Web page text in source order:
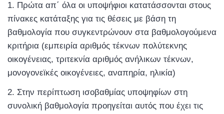
Πρώτα απ΄ όλα οι υποψήφιοι κατατάσσονται στους
πίνακες κατάταξης για τις θέσεις με βάση τη
βαθμολογία που συγκεντρώνουν στα βαθμολογούμενα
κριτήρια (εμπειρία αριθμός τέκνων πολύτεκνης
οικογένειας, τριτεκνία αριθμός ανήλικων τέκνων,
μονογονεϊκές οικογένειες, αναπηρία, ηλικία)
Στην περίπτωση ισοβαθμίας υποψηφίων στη
συνολική βαθμολογία προηγείται αυτός που έχει τις